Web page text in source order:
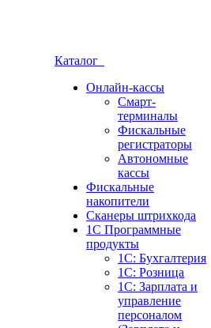
Каталог
Онлайн-кассы
Смарт-
терминалы
Фискальные
регистраторы
Автономные
кассы
Фискальные
накопители
Сканеры штрихкода
1С Программные
продукты
1C: Бухгалтерия
1С: Розница
1С: Зарплата и
управление
персоналом